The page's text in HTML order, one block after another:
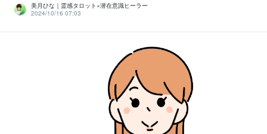
美月ひな｜霊感タロット×潜在意識ヒーラー
2024/10/16 07:03